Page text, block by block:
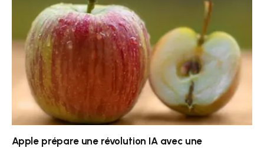
Apple prépare une révolution IA avec une